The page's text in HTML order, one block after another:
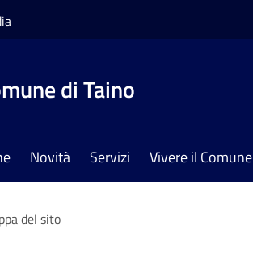
di Taino
Novità Servizi Vivere il Comune
del sito